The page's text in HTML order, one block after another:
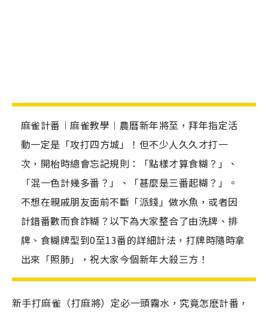
麻雀計番︱麻雀教學︱農曆新年將至，拜年指定活
動一定是「攻打四方城」！但不少人久久才打一
次，開枱時總會忘記規則：「點樣才算食糊？」、
「混一色計幾多番？」、「甚麼是三番起糊？」。
不想在親戚朋友面前不斷「派錢」做水魚，或者因
計錯番數而食詐糊？以下為大家整合了由洗牌、排
牌、食糊牌型到0至13番的詳細計法，打牌時隨時拿
出來「照肺」，祝大家今個新年大殺三方！
新手打麻雀（打麻將）定必一頭霧水，究竟怎麽計番，